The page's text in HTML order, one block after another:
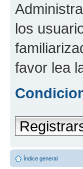
los
favor lea
Índice general